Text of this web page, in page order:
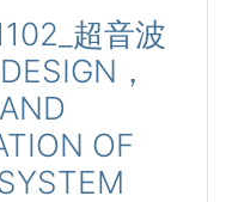
超音波
，
OF